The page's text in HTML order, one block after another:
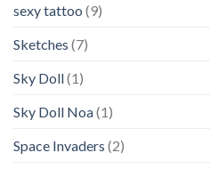
sexy tattoo (9)
Sketches (7)
Sky Doll(1)
Sky Doll Noa(1)
Space Invaders (2)